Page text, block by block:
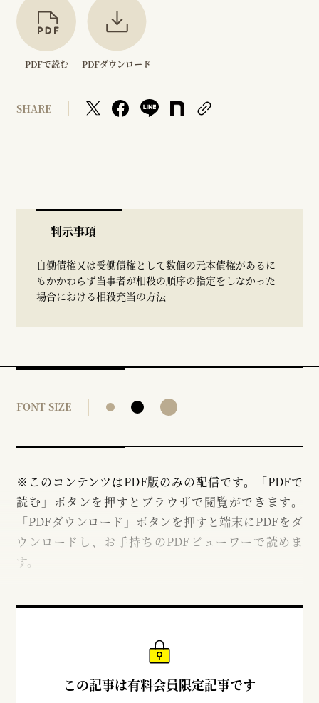
PDFで読む PDFダウンロード
SHARE
判示事項
自働債権又は受働債権として数個の元本債権があるに
もかかわらず当事者が相殺の順序の指定をしなかった
場合における相殺充当の方法
FONT SIZE
※このコンテンツはPDF版のみの配信です。「PDFで
読む」ボタンを押すとブラウザで閲覧ができます。
「PDFダウンロード」ボタンを押すと端末にPDFをダ
ウンロードし、お手持ちのPDFビューワーで読めま
す。
この記事は有料会員限定記事です